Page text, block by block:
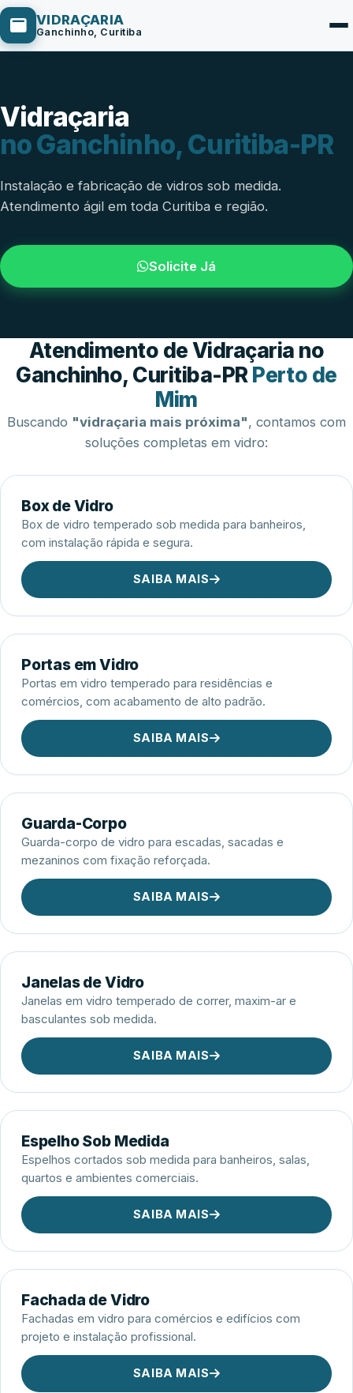
VIDRAÇARIA
Ganchinho, Curitiba
Box de Vidro
Portas em Vidro
Janelas de Vidro
Esquadrias de Alumínio
Vidraçaria
no Ganchinho, Curitiba-PR
Instalação e fabricação de vidros sob medida.
Atendimento ágil em toda Curitiba e região.
Solicite Já
Atendimento de Vidraçaria no
Ganchinho, Curitiba-PR Perto de
Mim
Buscando "vidraçaria mais próxima", contamos com
soluções completas em vidro:
Box de Vidro
Box de vidro temperado sob medida para banheiros,
com instalação rápida e segura.
SAIBA MAIS
Portas em Vidro
Portas em vidro temperado para residências e
comércios, com acabamento de alto padrão.
SAIBA MAIS
Guarda-Corpo
Guarda-corpo de vidro para escadas, sacadas e
mezaninos com fixação reforçada.
SAIBA MAIS
Janelas de Vidro
Janelas em vidro temperado de correr, maxim-ar e
basculantes sob medida.
SAIBA MAIS
Espelho Sob Medida
Espelhos cortados sob medida para banheiros, salas,
quartos e ambientes comerciais.
SAIBA MAIS
Fachada de Vidro
Fachadas em vidro para comércios e edifícios com
projeto e instalação profissional.
SAIBA MAIS